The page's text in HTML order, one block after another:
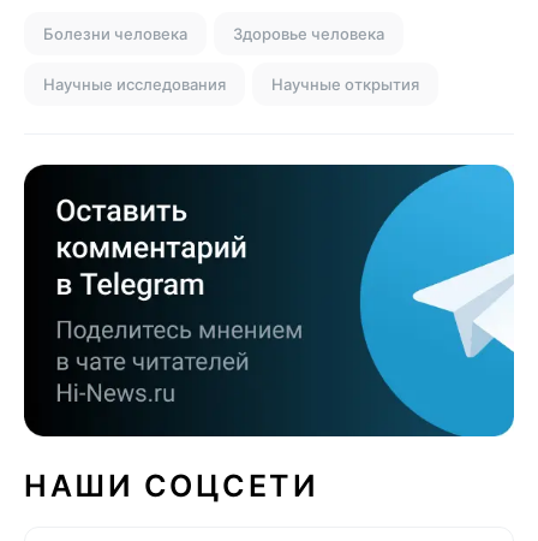
Болезни человека Здоровье человека
Научные исследования Научные открытия
НАШИ СОЦСЕТИ